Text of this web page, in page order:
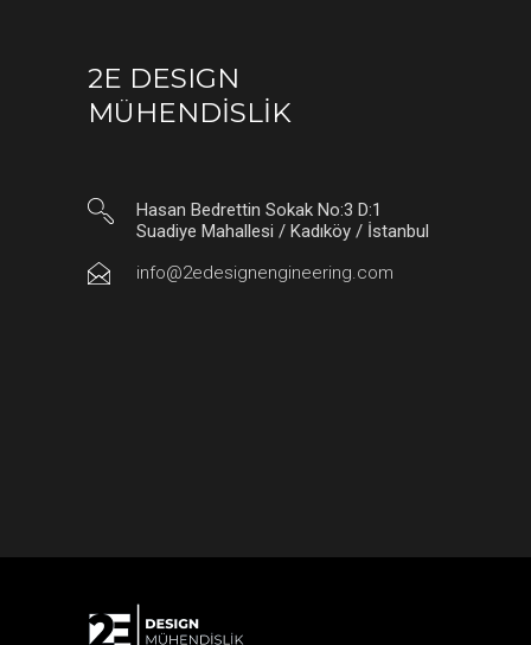
2E DESIGN
MÜHENDİSLİK
Hasan Bedrettin Sokak No:3 D:1
Suadiye Mahallesi / Kadıköy / İstanbul
info@2edesignengineering.com